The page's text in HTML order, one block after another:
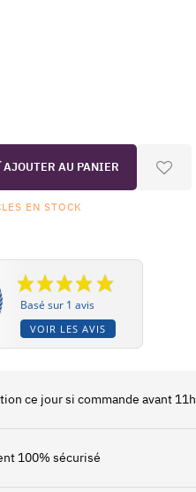
AJOUTER AU PANIER
EN STOCK
Basé sur 1 avis
VOIR LES AVIS
ce jour si commande avant 11h
100% sécurisé